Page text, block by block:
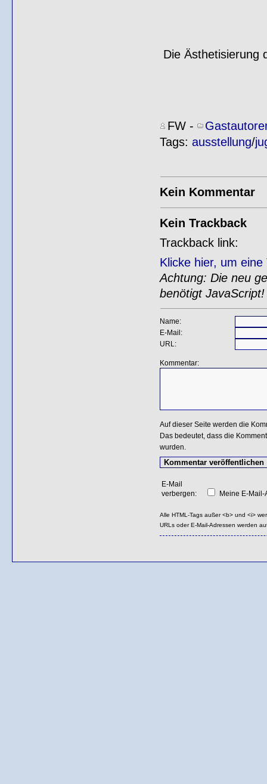
Die Ästhetisierung
FW-
Tags: ausstellung/
Kein Kommentar
Kein Trackback
Trackback link:
Klicke hier, um
Achtung: Die neu
benötigt JavaScript!
Name:
E-Mail:
URL:
Kommentar:
Auf dieser Seite werden die
Das bedeutet, dass die
wurden.
E-Mail
verbergen:
Meine E-
Alle HTML-Tags außer <b> und <i>
URLs oder E-Mail-Adressen werden